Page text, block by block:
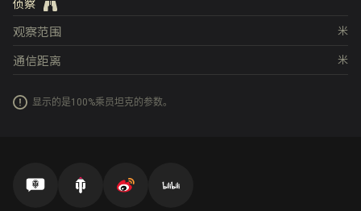
侦察
米
观察范围
米
通信距离
显示的是100%乘员坦克的参数。